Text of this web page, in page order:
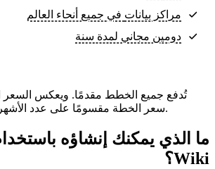
مراكز بيانات في جميع أنحاء العالم
دومين مجاني لمدة سنة
تُدفع جميع الخطط مقدمًا. ويعكس السعر
سعر الخطة مقسومًا على عدد الأشهر في خطتك.
Wiki؟